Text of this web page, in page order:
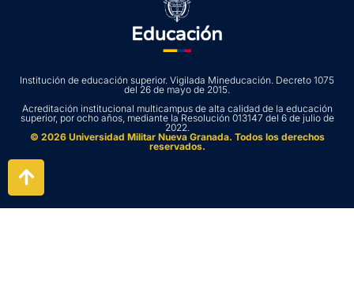
Institución de educación superior. Vigilada Mineducación. Decreto 1075
del 26 de mayo de 2015.
Acreditación institucional multicampus de alta calidad de la educación
superior, por ocho años, mediante la Resolución 013147 del 6 de julio de
2022.
© 2026 Universidad Militar Nueva Granada. Todos los derechos
reservados.